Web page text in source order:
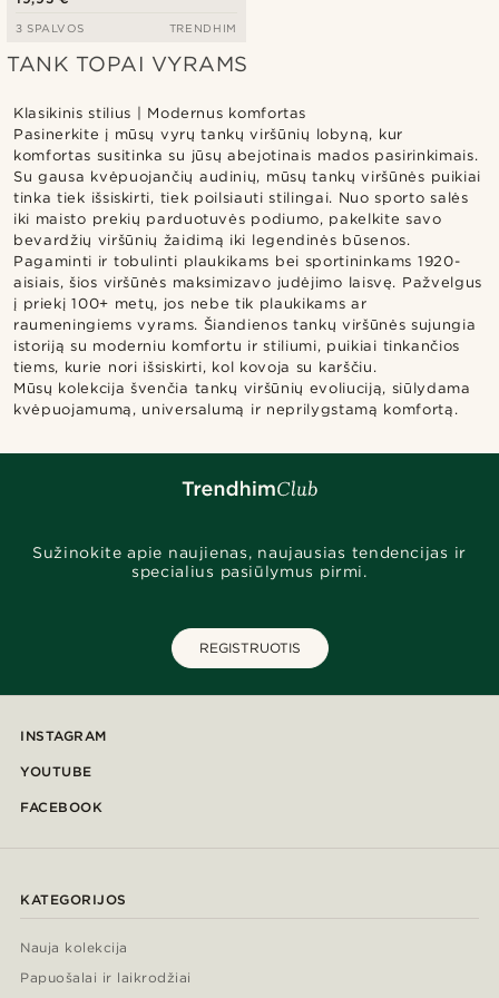
3 SPALVOS TRENDHIM
TANK TOPAI VYRAMS
Klasikinis stilius | Modernus komfortas
Pasinerkite į mūsų vyrų tankų viršūnių lobyną, kur
komfortas susitinka su jūsų abejotinais mados pasirinkimais.
Su gausa kvėpuojančių audinių, mūsų tankų viršūnės puikiai
tinka tiek išsiskirti, tiek poilsiauti stilingai. Nuo sporto salės
iki maisto prekių parduotuvės podiumo, pakelkite savo
bevardžių viršūnių žaidimą iki legendinės būsenos.
Pagaminti ir tobulinti plaukikams bei sportininkams 1920-
aisiais, šios viršūnės maksimizavo judėjimo laisvę. Pažvelgus
į priekį 100+ metų, jos nebe tik plaukikams ar
raumeningiems vyrams. Šiandienos tankų viršūnės sujungia
istoriją su moderniu komfortu ir stiliumi, puikiai tinkančios
tiems, kurie nori išsiskirti, kol kovoja su karščiu.
Mūsų kolekcija švenčia tankų viršūnių evoliuciją, siūlydama
kvėpuojamumą, universalumą ir neprilygstamą komfortą.
Sužinokite apie naujienas, naujausias tendencijas ir
specialius pasiūlymus pirmi.
REGISTRUOTIS
INSTAGRAM
YOUTUBE
FACEBOOK
KATEGORIJOS
Nauja kolekcija
Papuošalai ir laikrodžiai